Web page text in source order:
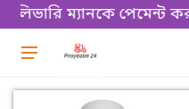
ম্যানকে পেমেন্ট